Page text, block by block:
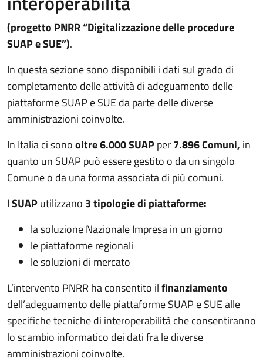
(progetto PNRR “Digitalizzazione delle procedure
SUAP e SUE”).
In questa sezione sono disponibili i dati sul grado di
completamento delle attività di adeguamento delle
piattaforme SUAP e SUE da parte delle diverse
amministrazioni coinvolte.
In Italia ci sonooltre6.000 SUAPper7.896 Comuni, in
quanto un SUAP può essere gestito o da un singolo
Comune o da una forma associata di più comuni.
ISUAPutilizzano 3 tipologie di piattaforme:
la soluzione Nazionale Impresa in un giorno
le piattaforme regionali
le soluzioni di mercato
L’intervento PNRR ha consentito ilfinanziamento
dell’adeguamento delle piattaforme SUAP e SUE alle
specifiche tecniche di interoperabilità che consentiranno
lo scambio informatico dei dati fra le diverse
amministrazioni coinvolte.